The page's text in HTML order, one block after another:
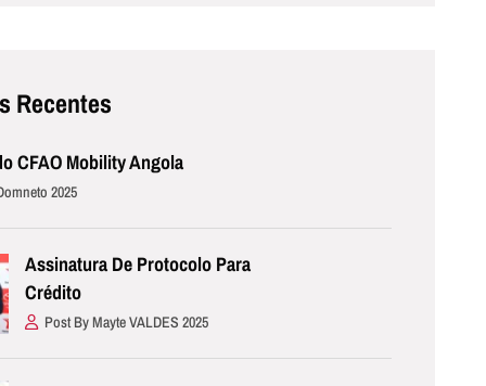
Recentes
CFAO Mobility Angola
2025
Assinatura De Protocolo Para
Crédito
Post By Mayte VALDES 2025